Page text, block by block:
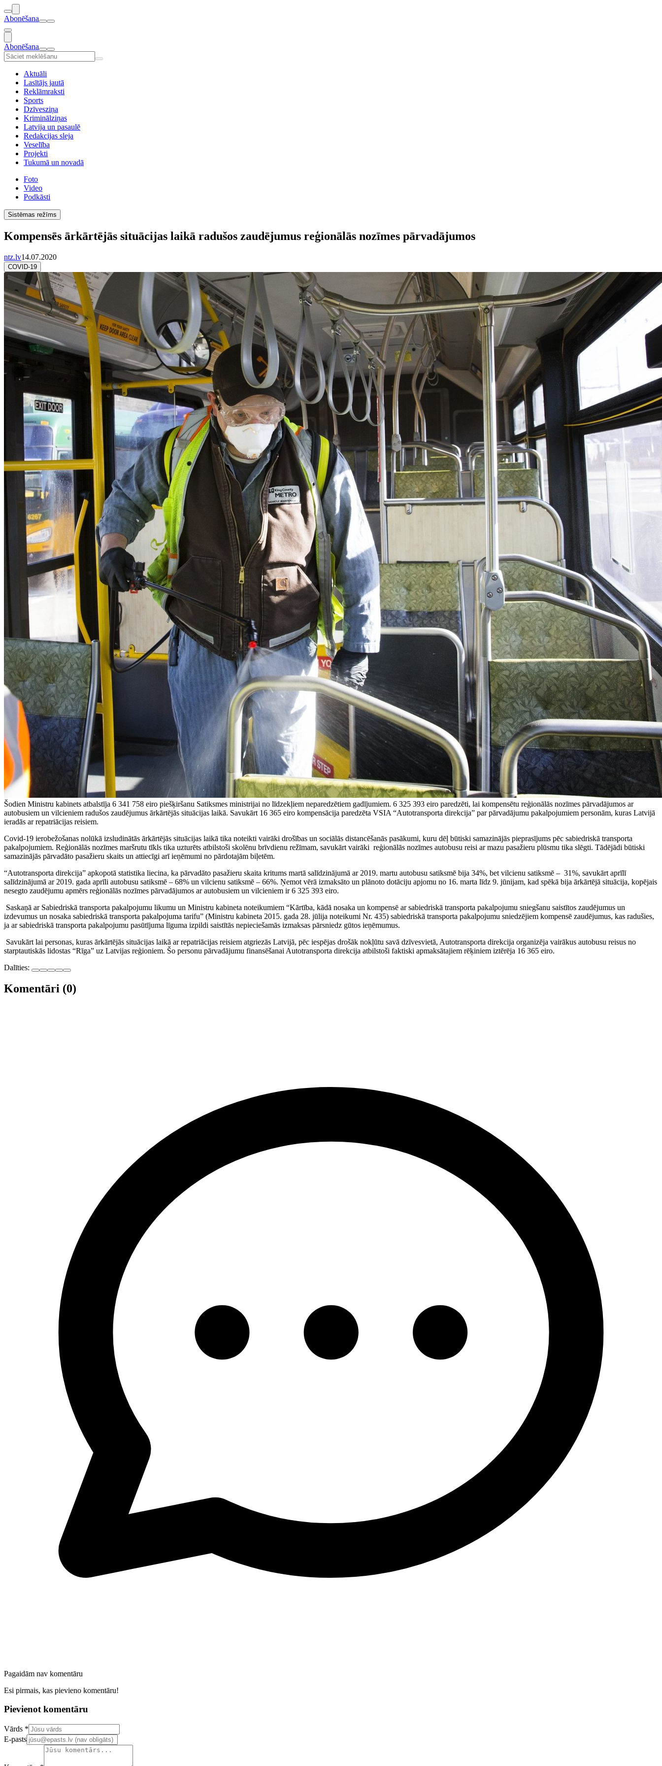
Abonēšana
Abonēšana
Aktuāli
Lasītājs jautā
Reklāmraksti
Sports
Dzīvesziņa
Kriminālziņas
Latvija un pasaulē
Redakcijas sleja
Veselība
Projekti
Tukumā un novadā
Foto
Video
Podkāsti
Sistēmas režīms
Kompensēs ārkārtējās situācijas laikā radušos zaudējumus reģionālās nozīmes pārvadājumos
ntz.lv14.07.2020
COVID-19
Šodien Ministru kabinets atbalstīja 6 341 758 eiro piešķiršanu Satiksmes ministrijai no līdzekļiem neparedzētiem gadījumiem. 6 325 393 eiro paredzēti, lai kompensētu reģionālās nozīmes pārvadājumos ar
autobusiem un vilcieniem radušos zaudējumus ārkārtējās situācijas laikā. Savukārt 16 365 eiro kompensācija paredzēta VSIA “Autotransporta direkcija” par pārvadājumu pakalpojumiem personām, kuras Latvijā
ieradās ar repatriācijas reisiem.
Covid-19 ierobežošanas nolūkā izsludinātās ārkārtējās situācijas laikā tika noteikti vairāki drošības un sociālās distancēšanās pasākumi, kuru dēļ būtiski samazinājās pieprasījums pēc sabiedriskā transporta
pakalpojumiem. Reģionālās nozīmes maršrutu tīkls tika uzturēts atbilstoši skolēnu brīvdienu režīmam, savukārt vairāki reģionālās nozīmes autobusu reisi ar mazu pasažieru plūsmu tika slēgti. Tādējādi būtiski
samazinājās pārvadāto pasažieru skaits un attiecīgi arī ieņēmumi no pārdotajām biļetēm.
“Autotransporta direkcija” apkopotā statistika liecina, ka pārvadāto pasažieru skaita kritums martā salīdzinājumā ar 2019. martu autobusu satiksmē bija 34%, bet vilcienu satiksmē – 31%, savukārt aprīlī
salīdzinājumā ar 2019. gada aprīli autobusu satiksmē – 68% un vilcienu satiksmē – 66%. Ņemot vērā izmaksāto un plānoto dotāciju apjomu no 16. marta līdz 9. jūnijam, kad spēkā bija ārkārtējā situācija, kopējais
nesegto zaudējumu apmērs reģionālās nozīmes pārvadājumos ar autobusiem un vilcieniem ir 6 325 393 eiro.
Saskaņā ar Sabiedriskā transporta pakalpojumu likumu un Ministru kabineta noteikumiem “Kārtība, kādā nosaka un kompensē ar sabiedriskā transporta pakalpojumu sniegšanu saistītos zaudējumus un
izdevumus un nosaka sabiedriskā transporta pakalpojuma tarifu” (Ministru kabineta 2015. gada 28. jūlija noteikumi Nr. 435) sabiedriskā transporta pakalpojumu sniedzējiem kompensē zaudējumus, kas radušies,
ja ar sabiedriskā transporta pakalpojumu pasūtījuma līguma izpildi saistītās nepieciešamās izmaksas pārsniedz gūtos ieņēmumus.
Savukārt lai personas, kuras ārkārtējās situācijas laikā ar repatriācijas reisiem atgriezās Latvijā, pēc iespējas drošāk nokļūtu savā dzīvesvietā, Autotransporta direkcija organizēja vairākus autobusu reisus no
starptautiskās lidostas “Rīga” uz Latvijas reģioniem. Šo personu pārvadājumu finansēšanai Autotransporta direkcija atbilstoši faktiski apmaksātajiem rēķiniem iztērēja 16 365 eiro.
Dalīties:
Komentāri (0)
Pagaidām nav komentāru
Esi pirmais, kas pievieno komentāru!
Pievienot komentāru
Confirm your email address
Vārds *
E-pasts